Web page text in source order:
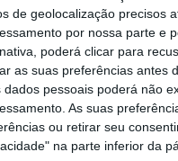
de geolocalização precisos
por nossa parte e
poderá clicar para
as suas preferências antes
dados pessoais poderá não
As suas
ou retirar seu
na parte inferior da
bastante
condições